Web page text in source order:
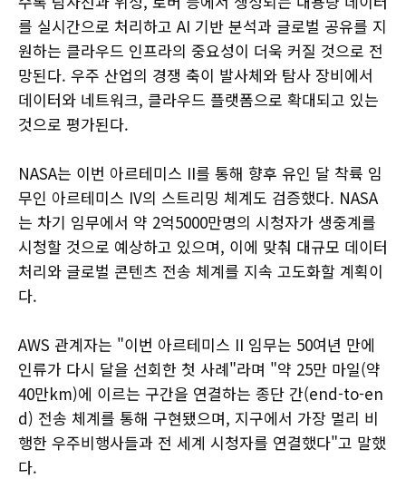
를 실시간으로 처리하고 AI 기반 분석과 글로벌 공유를 지
원하는 클라우드 인프라의 중요성이 더욱 커질 것으로 전
망된다. 우주 산업의 경쟁 축이 발사체와 탐사 장비에서
데이터와 네트워크, 클라우드 플랫폼으로 확대되고 있는
것으로 평가된다.
NASA는 이번 아르테미스 II를 통해 향후 유인 달 착륙 임
무인 아르테미스 IV의 스트리밍 체계도 검증했다. NASA
는 차기 임무에서 약 2억5000만명의 시청자가 생중계를
시청할 것으로 예상하고 있으며, 이에 맞춰 대규모 데이터
처리와 글로벌 콘텐츠 전송 체계를 지속 고도화할 계획이
다.
AWS 관계자는 "이번 아르테미스 II 임무는 50여년 만에
인류가 다시 달을 선회한 첫 사례"라며 "약 25만 마일(약
40만km)에 이르는 구간을 연결하는 종단 간(end-to-en
d) 전송 체계를 통해 구현됐으며, 지구에서 가장 멀리 비
행한 우주비행사들과 전 세계 시청자를 연결했다"고 말했
다.